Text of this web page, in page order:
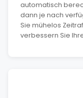
automatisch
dann je nach
Sie mühelos
verbessern Sie